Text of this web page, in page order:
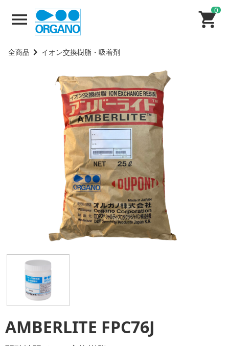
0
全商品 イオン交換樹脂・吸着剤
AMBERLITE FPC76J